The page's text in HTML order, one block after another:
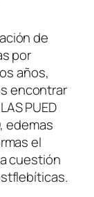
de
por
años,
encontrar
PUED
edemas
el
cuestión